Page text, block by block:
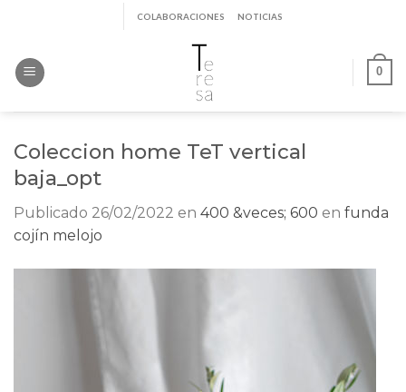
contenido
COLABORACIONES NOTICIAS
0
Coleccion home TeT vertical
baja_opt
Publicado 26/02/2022 en 400 &veces; 600 en funda
cojín melojo